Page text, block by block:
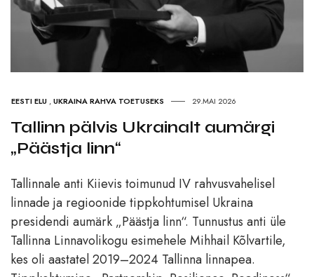
EESTI ELU ,UKRAINA RAHVA TOETUSEKS 29.MAI 2026
Tallinn pälvis Ukrainalt aumärgi
„Päästja linn“
Tallinnale anti Kiievis toimunud IV rahvusvahelisel
linnade ja regioonide tippkohtumisel Ukraina
presidendi aumärk „Päästja linn“. Tunnustus anti üle
Tallinna Linnavolikogu esimehele Mihhail Kõlvartile,
kes oli aastatel 2019–2024 Tallinna linnapea.